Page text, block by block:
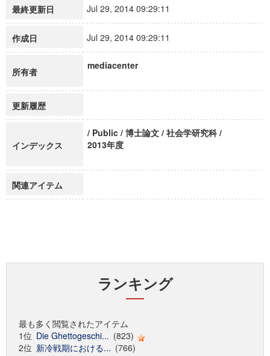
最終更新日 Jul 29, 2014 09:29:11
作成日 Jul 29, 2014 09:29:11
所有者
mediacenter
更新履歴
インデックス
/ Public / 博士論文 / 社会学研究科 /
2013年度
関連アイテム
ランキング
最も多く閲覧されたアイテム
1位 Die Ghettogeschi... (823)
2位 新冷戦期における... (766)